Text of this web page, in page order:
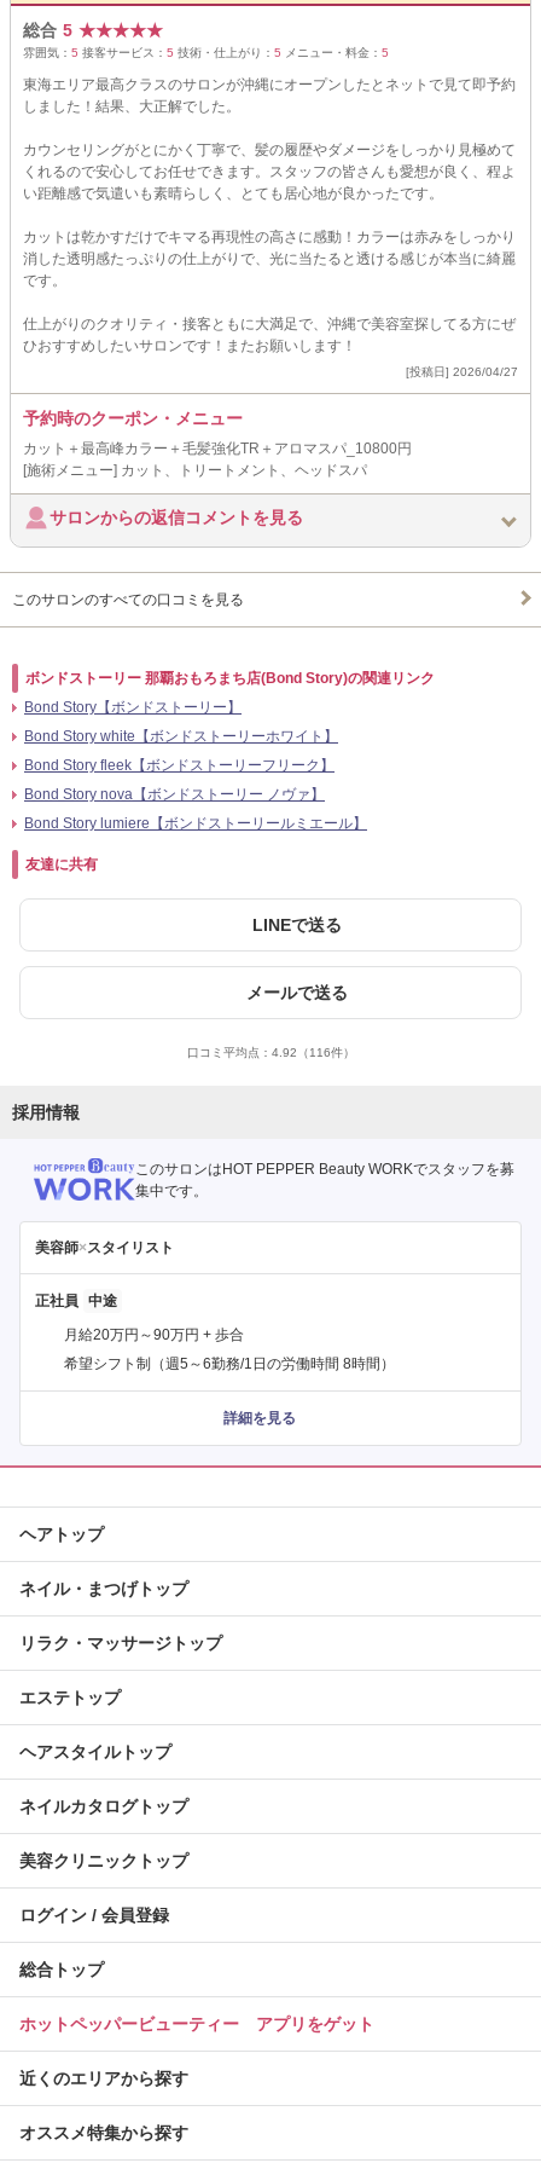
総合 5 ★★★★★
雰囲気： 5 接客サービス： 5 技術・仕上がり： 5 メニュー・料金： 5
東海エリア最高クラスのサロンが沖縄にオープンしたとネットで見て即予約
しました！結果、大正解でした。
カウンセリングがとにかく丁寧で、髪の履歴やダメージをしっかり見極めて
くれるので安心してお任せできます。スタッフの皆さんも愛想が良く、程よ
い距離感で気遣いも素晴らしく、とても居心地が良かったです。
カットは乾かすだけでキマる再現性の高さに感動！カラーは赤みをしっかり
消した透明感たっぷりの仕上がりで、光に当たると透ける感じが本当に綺麗
です。
仕上がりのクオリティ・接客ともに大満足で、沖縄で美容室探してる方にぜ
ひおすすめしたいサロンです！またお願いします！
[投稿日] 2026/04/27
予約時のクーポン・メニュー
カット＋最高峰カラー＋毛髪強化TR＋アロマスパ_10800円
[施術メニュー] カット、トリートメント、ヘッドスパ
サロンからの返信コメントを見る
このサロンのすべての口コミを見る
ボンドストーリー 那覇おもろまち店(Bond Story)の関連リンク
Bond Story【ボンドストーリー】
Bond Story white【ボンドストーリーホワイト】
Bond Story fleek【ボンドストーリーフリーク】
Bond Story nova【ボンドストーリー ノヴァ】
Bond Story lumiere【ボンドストーリールミエール】
友達に共有
LINEで送る
メールで送る
口コミ平均点： 4.92 （116件）
採用情報
このサロンはHOT PEPPER Beauty WORKでスタッフを募
集中です。
美容師×スタイリスト
正社員
月給20万円～90万円 + 歩合
希望シフト制（週5～6勤務/1日の労働時間 8時間）
詳細を見る
ヘアトップ
ネイル・まつげトップ
リラク・マッサージトップ
エステトップ
ヘアスタイルトップ
ネイルカタログトップ
美容クリニックトップ
ログイン / 会員登録
総合トップ
ホットペッパービューティー アプリをゲット
近くのエリアから探す
オススメ特集から探す